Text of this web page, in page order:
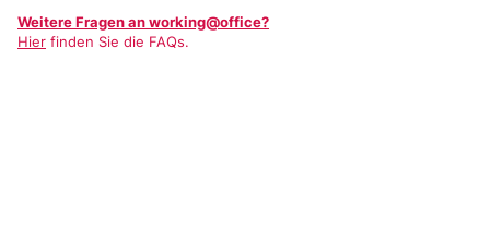
Weitere Fragen an working@office?
Hier finden Sie die FAQs.